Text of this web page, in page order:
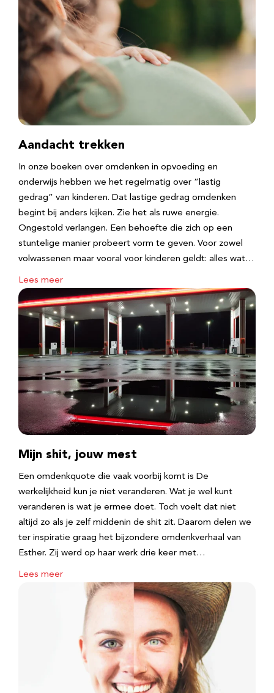
Aandacht trekken
In onze boeken over omdenken in opvoeding en
onderwijs hebben we het regelmatig over “lastig
gedrag” van kinderen. Dat lastige gedrag omdenken
begint bij anders kijken. Zie het als ruwe energie.
Ongestold verlangen. Een behoefte die zich op een
stuntelige manier probeert vorm te geven. Voor zowel
volwassenen maar vooral voor kinderen geldt: alles wat…
Lees meer
Mijn shit, jouw mest
Een omdenkquote die vaak voorbij komt is De
werkelijkheid kun je niet veranderen. Wat je wel kunt
veranderen is wat je ermee doet. Toch voelt dat niet
altijd zo als je zelf middenin de shit zit. Daarom delen we
ter inspiratie graag het bijzondere omdenkverhaal van
Esther. Zij werd op haar werk drie keer met…
Lees meer